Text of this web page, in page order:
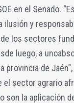
en el Senado.
ilusión y
los sectores
luego, a
provincia de
el sector agrario
son la aplicación